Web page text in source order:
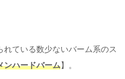
れている数少ないバーム系のス
ンハードバーム】。